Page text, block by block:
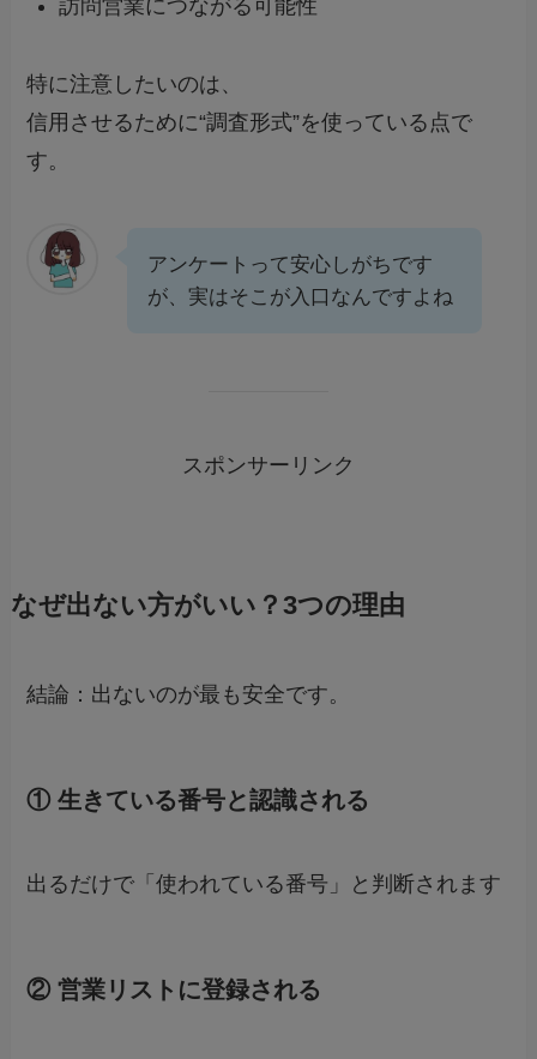
訪問営業につながる可能性
特に注意したいのは、
信用させるために“調査形式”を使っている点で
す。
アンケートって安心しがちです
が、実はそこが入口なんですよね
スポンサーリンク
なぜ出ない方がいい？3つの理由
結論：出ないのが最も安全です。
① 生きている番号と認識される
出るだけで「使われている番号」と判断されます
② 営業リストに登録される